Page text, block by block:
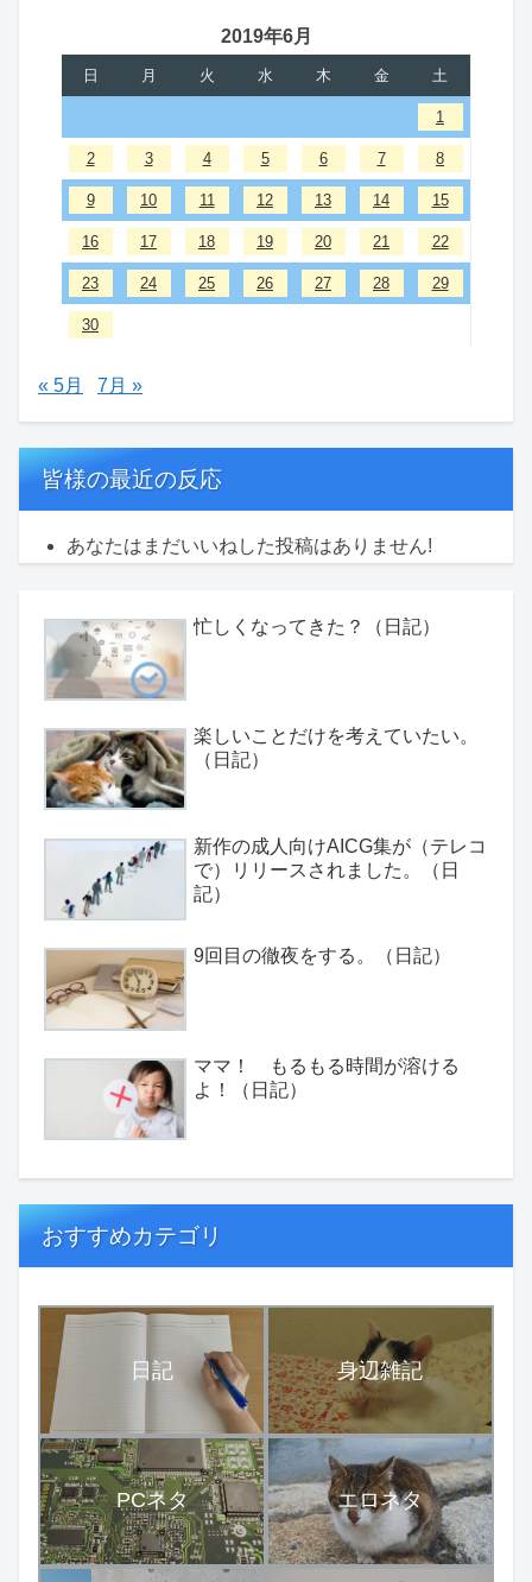
2019年6月
日 月 火 水 木 金 土
1
2 3 4 5 6 7 8
9 10 11 12 13 14 15
16 17 18 19 20 21 22
23 24 25 26 27 28 29
30
« 5月 7月 »
皆様の最近の反応
あなたはまだいいねした投稿はありません!
忙しくなってきた？（日記）
楽しいことだけを考えていたい。
（日記）
新作の成人向けAICG集が（テレコ
で）リリースされました。（日
記）
9回目の徹夜をする。（日記）
ママ！ もるもる時間が溶ける
よ！（日記）
おすすめカテゴリ
日記 身辺雑記
PCネタ エロネタ